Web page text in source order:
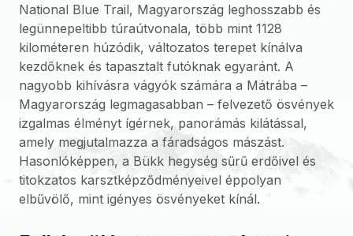
National Blue Trail, Magyarország leghosszabb és
legünnepeltibb túraútvonala, több mint 1128
kilométeren húzódik, változatos terepet kínálva
kezdőknek és tapasztalt futóknak egyaránt. A
nagyobb kihívásra vágyók számára a Mátrába –
Magyarország legmagasabban – felvezető ösvények
izgalmas élményt ígérnek, panorámás kilátással,
amely megjutalmazza a fáradságos mászást.
Hasonlóképpen, a Bükk hegység sűrű erdőivel és
titokzatos karsztképződményeivel éppolyan
elbűvölő, mint igényes ösvényeket kínál.